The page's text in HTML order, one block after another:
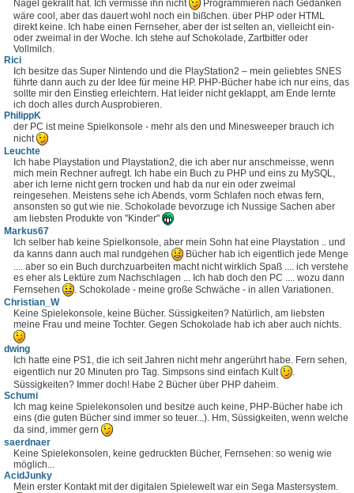
Nagel gekrallt hat. Ich vermisse ihn nicht
Programmieren nach Gedanken
wäre cool, aber das dauert wohl noch ein bißchen. über PHP oder HTML
direkt keine. Ich habe einen Fernseher, aber der ist selten an, vielleicht ein-
oder zweimal in der Woche. Ich stehe auf Schokolade, Zartbitter oder
Vollmilch.
Rici
Ich besitze das Super Nintendo und die PlayStation2 – mein geliebtes SNES
führte dann auch zu der Idee für meine HP. PHP-Bücher habe ich nur eins, das
sollte mir den Einstieg erleichtern. Hat leider nicht geklappt, am Ende lernte
ich doch alles durch Ausprobieren.
PhilippK
der PC ist meine Spielkonsole - mehr als den und Minesweeper brauch ich
nicht
Leuchte
Ich habe Playstation und Playstation2, die ich aber nur anschmeisse, wenn
mich mein Rechner aufregt. Ich habe ein Buch zu PHP und eins zu MySQL,
aber ich lerne nicht gern trocken und hab da nur ein oder zweimal
reingesehen. Meistens sehe ich Abends, vorm Schlafen noch etwas fern,
ansonsten so gut wie nie. Schokolade bevorzuge ich Nussige Sachen aber
am liebsten Produkte von "Kinder"
Markus67
Ich selber hab keine Spielkonsole, aber mein Sohn hat eine Playstation .. und
da kanns dann auch mal rundgehen
Bücher hab ich eigentlich jede Menge
.... aber so ein Buch durchzuarbeiten macht nicht wirklich Spaß .... ich verstehe
es eher als Lektüre zum Nachschlagen ... Ich hab doch den PC .... wozu dann
Fernsehen
. Schokolade - meine große Schwäche - in allen Variationen.
Christian_W
Keine Spielekonsole, keine Bücher. Süssigkeiten? Natürlich, am liebsten
meine Frau und meine Tochter. Gegen Schokolade hab ich aber auch nichts.
dwing
Ich hatte eine PS1, die ich seit Jahren nicht mehr angerührt habe. Fern sehen,
eigentlich nur 20 Minuten pro Tag. Simpsons sind einfach Kult
Süssigkeiten? Immer doch! Habe 2 Bücher über PHP daheim.
Schumi
Ich mag keine Spielekonsolen und besitze auch keine, PHP-Bücher habe ich
eins (die guten Bücher sind immer so teuer...). Hm, Süssigkeiten, wenn welche
da sind, immer gern
saerdnaer
Keine Spielekonsolen, keine gedruckten Bücher, Fernsehen: so wenig wie
möglich...
AcidJunky
Mein erster Kontakt mit der digitalen Spielewelt war ein Sega Mastersystem.